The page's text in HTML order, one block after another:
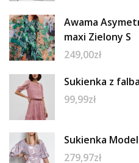
Awama
maxi Zielony S
249,00zł
Sukienka z
99,99zł
Sukienka
279,97zł